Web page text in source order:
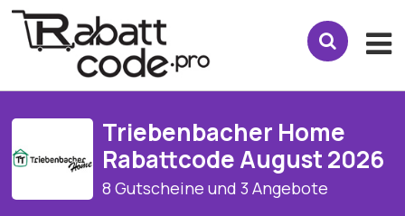
Triebenbacher Home
Rabattcode August 2026
8 Gutscheine und 3 Angebote